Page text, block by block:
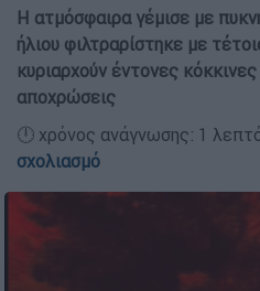
Η ατμόσφαιρα γέμισε με
ήλιου φιλτραρίστηκε με
κυριαρχούν έντονες
αποχρώσεις
🕛 χρόνος ανάγνωσης: 1
σχολιασμό